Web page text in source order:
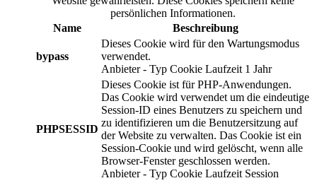
persönlichen Informationen.
Name
Beschreibung
bypass
Dieses Cookie wird für den Wartungsmodus
verwendet.
Anbieter - Typ Cookie Laufzeit 1 Jahr
PHPSESSID
Dieses Cookie ist für PHP-Anwendungen.
Das Cookie wird verwendet um die eindeutige
Session-ID eines Benutzers zu speichern und
zu identifizieren um die Benutzersitzung auf
der Website zu verwalten. Das Cookie ist ein
Session-Cookie und wird gelöscht, wenn alle
Browser-Fenster geschlossen werden.
Anbieter - Typ Cookie Laufzeit Session